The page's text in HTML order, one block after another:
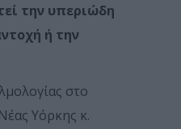
την υπεριώδη
ή την
στο
Υόρκης κ.